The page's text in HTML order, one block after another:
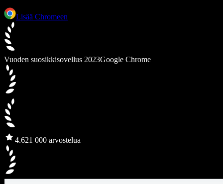
Lisää Chromeen
Vuoden suosikkisovellus 2023Google Chrome
4.621 000 arvostelua